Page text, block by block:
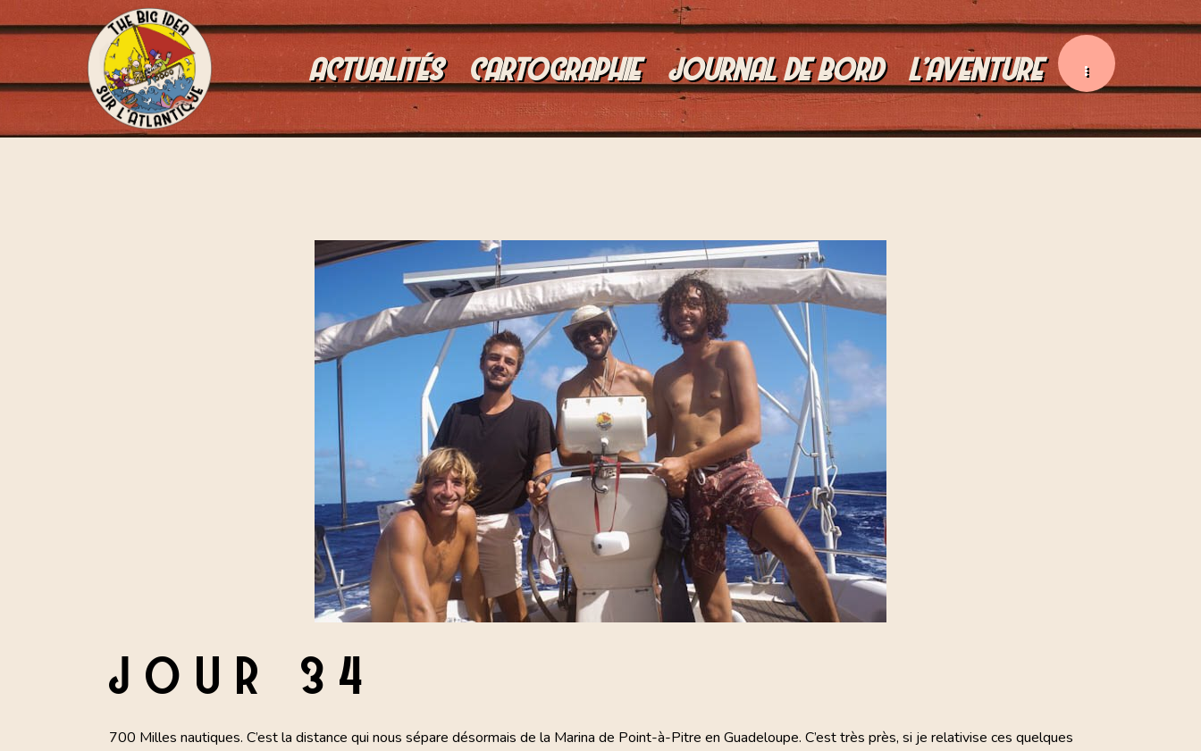
ACTUALITÉS CARTOGRAPHIE JOURNAL DE BORD L’AVENTURE
JOUR 34
700 Milles nautiques. C’est la distance qui nous sépare désormais de la Marina de Point-à-Pitre en Guadeloupe. C’est très près, si je relativise ces quelques